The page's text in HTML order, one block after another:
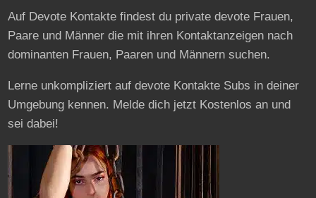
Auf Devote Kontakte findest du private devote Frauen,
Paare und Männer die mit ihren Kontaktanzeigen nach
dominanten Frauen, Paaren und Männern suchen.
Lerne unkompliziert auf devote Kontakte Subs in deiner
Umgebung kennen. Melde dich jetzt Kostenlos an und
sei dabei!